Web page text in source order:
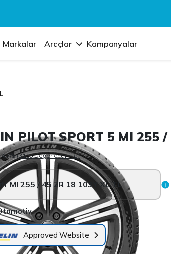
Markalar Araçlar Kampanyalar
PILOT SPORT 5 MI 255
4.7/5 (3115 Değerlendirme)
MI 255 / 45 ZR 18 103Y XL TL
Approved Website